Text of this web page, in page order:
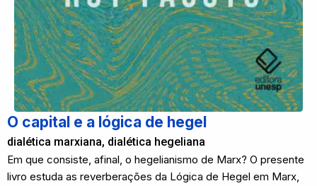
O capital e a lógica de hegel
dialética marxiana, dialética hegeliana
Em que consiste, afinal, o hegelianismo de Marx? O presente
livro estuda as reverberações da Lógica de Hegel em Marx,